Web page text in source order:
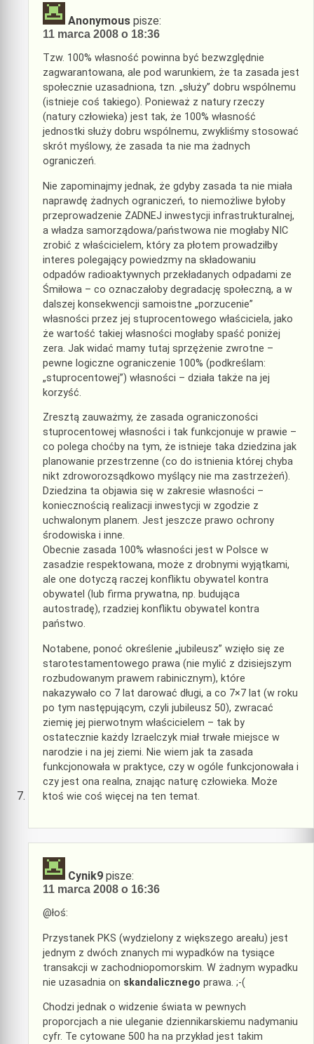
Anonymous pisze:
11 marca 2008 o 18:36
Tzw. 100% własność powinna być bezwzględnie
zagwarantowana, ale pod warunkiem, że ta zasada jest
społecznie uzasadniona, tzn. „służy” dobru wspólnemu
(istnieje coś takiego). Ponieważ z natury rzeczy
(natury człowieka) jest tak, że 100% własność
jednostki służy dobru wspólnemu, zwykliśmy stosować
skrót myślowy, że zasada ta nie ma żadnych
ograniczeń.
Nie zapominajmy jednak, że gdyby zasada ta nie miała
naprawdę żadnych ograniczeń, to niemożliwe byłoby
przeprowadzenie ŻADNEJ inwestycji infrastrukturalnej,
a władza samorządowa/państwowa nie mogłaby NIC
zrobić z właścicielem, który za płotem prowadziłby
interes polegający powiedzmy na składowaniu
odpadów radioaktywnych przekładanych odpadami ze
Śmiłowa – co oznaczałoby degradację społeczną, a w
dalszej konsekwencji samoistne „porzucenie”
własności przez jej stuprocentowego właściciela, jako
że wartość takiej własności mogłaby spaść poniżej
zera. Jak widać mamy tutaj sprzężenie zwrotne –
pewne logiczne ograniczenie 100% (podkreślam:
„stuprocentowej”) własności – działa także na jej
korzyść.
Zresztą zauważmy, że zasada ograniczoności
stuprocentowej własności i tak funkcjonuje w prawie –
co polega choćby na tym, że istnieje taka dziedzina jak
planowanie przestrzenne (co do istnienia której chyba
nikt zdroworozsądkowo myślący nie ma zastrzeżeń).
Dziedzina ta objawia się w zakresie własności –
koniecznością realizacji inwestycji w zgodzie z
uchwalonym planem. Jest jeszcze prawo ochrony
środowiska i inne.
Obecnie zasada 100% własności jest w Polsce w
zasadzie respektowana, może z drobnymi wyjątkami,
ale one dotyczą raczej konfliktu obywatel kontra
obywatel (lub firma prywatna, np. budująca
autostradę), rzadziej konfliktu obywatel kontra
państwo.
Notabene, ponoć określenie „jubileusz” wzięło się ze
starotestamentowego prawa (nie mylić z dzisiejszym
rozbudowanym prawem rabinicznym), które
nakazywało co 7 lat darować długi, a co 7×7 lat (w roku
po tym następującym, czyli jubileusz 50), zwracać
ziemię jej pierwotnym właścicielem – tak by
ostatecznie każdy Izraelczyk miał trwałe miejsce w
narodzie i na jej ziemi. Nie wiem jak ta zasada
funkcjonowała w praktyce, czy w ogóle funkcjonowała i
czy jest ona realna, znając naturę człowieka. Może
ktoś wie coś więcej na ten temat.
Cynik9 pisze:
11 marca 2008 o 16:36
@łoś:
Przystanek PKS (wydzielony z większego areału) jest
jednym z dwóch znanych mi wypadków na tysiące
transakcji w zachodniopomorskim. W żadnym wypadku
nie uzasadnia on skandalicznego prawa. ;-(
Chodzi jednak o widzenie świata w pewnych
proporcjach a nie uleganie dziennikarskiemu nadymaniu
cyfr. Te cytowane 500 ha na przykład jest takim